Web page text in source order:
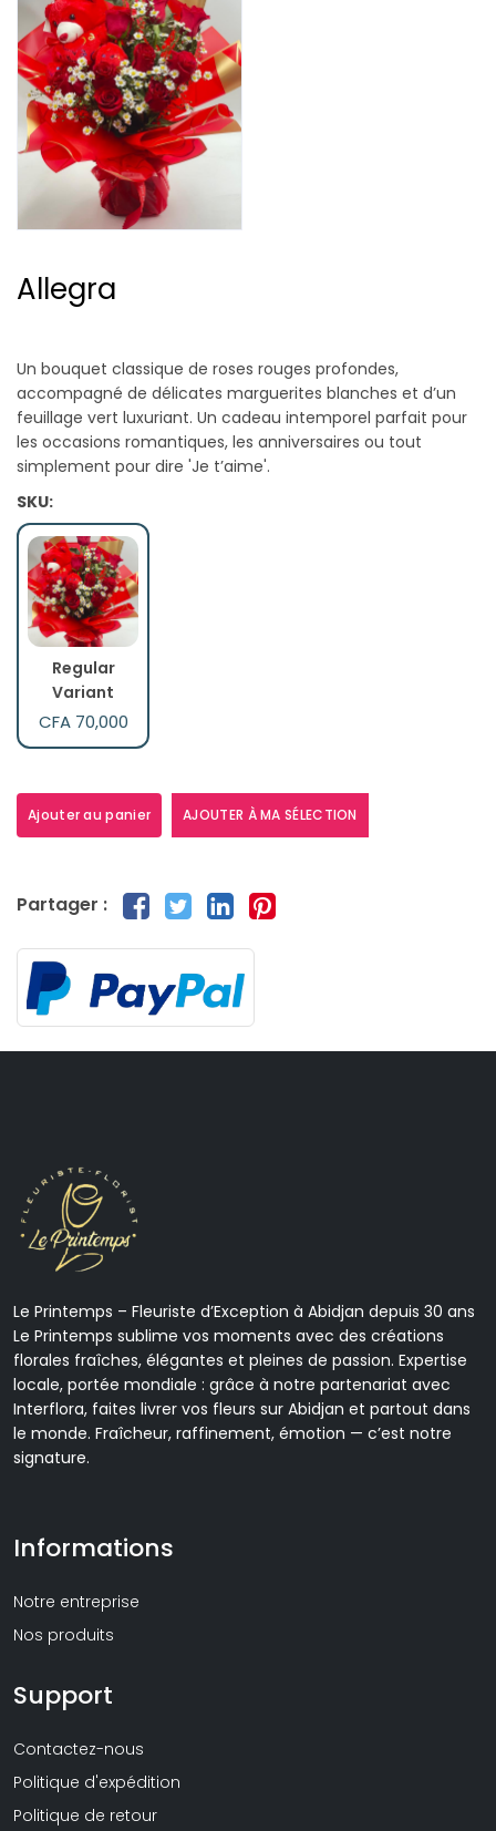
Allegra
Un bouquet classique de roses rouges profondes,
accompagné de délicates marguerites blanches et d’un
feuillage vert luxuriant. Un cadeau intemporel parfait pour
les occasions romantiques, les anniversaires ou tout
simplement pour dire 'Je t’aime'.
SKU:
Regular
Variant
CFA 70,000
Ajouter au panier AJOUTER À MA SÉLECTION
Partager :
Le Printemps – Fleuriste d’Exception à Abidjan depuis 30 ans
Le Printemps sublime vos moments avec des créations
florales fraîches, élégantes et pleines de passion. Expertise
locale, portée mondiale : grâce à notre partenariat avec
Interflora, faites livrer vos fleurs sur Abidjan et partout dans
le monde. Fraîcheur, raffinement, émotion — c’est notre
signature.
Informations
Notre entreprise
Nos produits
Support
Contactez-nous
Politique d'expédition
Politique de retour